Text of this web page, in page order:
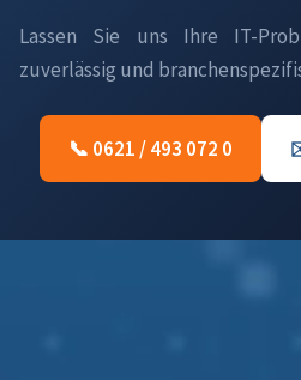
Lassen Sie uns Ihre IT-
zuverlässig und
📞 0621 / 493 072 0